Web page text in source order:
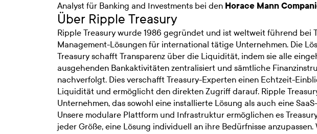
Analyst für Banking and Investments bei den Horace Mann
Über Ripple Treasury
Ripple Treasury wurde 1986 gegründet und ist weltweit führend bei
Management-Lösungen für international tätige Unternehmen. Die
Treasury schafft Transparenz über die Liquidität, indem sie alle
ausgehenden Bankaktivitäten zentralisiert und sämtliche
nachverfolgt. Dies verschafft Treasury-Experten einen Echtzeit-
Liquidität und ermöglicht den direkten Zugriff darauf. Ripple
Unternehmen, das sowohl eine installierte Lösung als auch eine
Unsere modulare Plattform und Infrastruktur ermöglichen es
jeder Größe, eine Lösung individuell an ihre Bedürfnisse anzupassen.